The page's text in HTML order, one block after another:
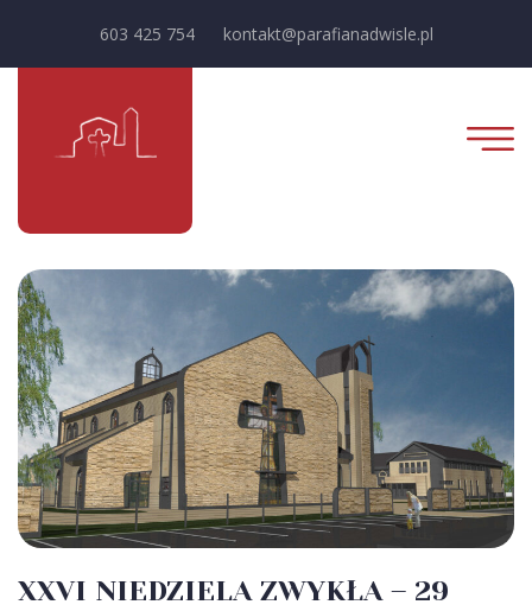
603 425 754 kontakt@parafianadwisle.pl
XXVI NIEDZIELA ZWYKŁA – 29